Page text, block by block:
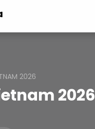
2026
2026